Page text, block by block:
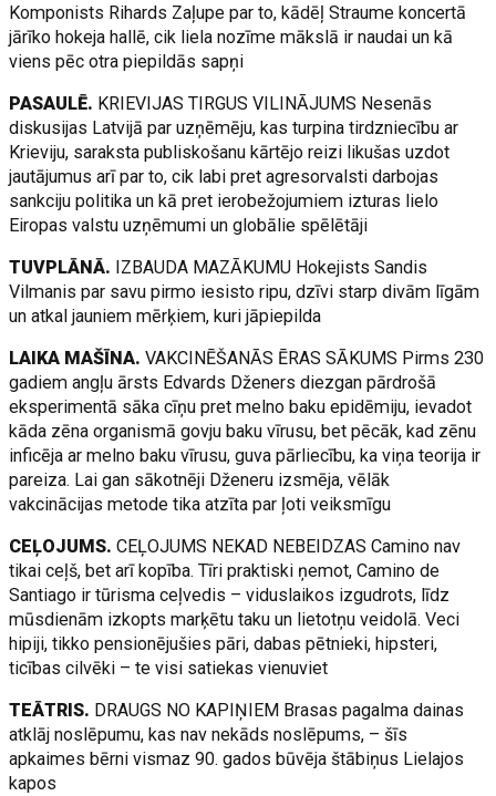
Komponists Rihards Zaļupe par to, kādēļ Straume koncertā
jārīko hokeja hallē, cik liela nozīme mākslā ir naudai un kā
viens pēc otra piepildās sapņi
PASAULĒ. KRIEVIJAS TIRGUS VILINĀJUMS Nesenās
diskusijas Latvijā par uzņēmēju, kas turpina tirdzniecību ar
Krieviju, saraksta publiskošanu kārtējo reizi likušas uzdot
jautājumus arī par to, cik labi pret agresorvalsti darbojas
sankciju politika un kā pret ierobežojumiem izturas lielo
Eiropas valstu uzņēmumi un globālie spēlētāji
TUVPLĀNĀ. IZBAUDA MAZĀKUMU Hokejists Sandis
Vilmanis par savu pirmo iesisto ripu, dzīvi starp divām līgām
un atkal jauniem mērķiem, kuri jāpiepilda
LAIKA MAŠĪNA. VAKCINĒŠANĀS ĒRAS SĀKUMS Pirms 230
gadiem angļu ārsts Edvards Dženers diezgan pārdrošā
eksperimentā sāka cīņu pret melno baku epidēmiju, ievadot
kāda zēna organismā govju baku vīrusu, bet pēcāk, kad zēnu
inficēja ar melno baku vīrusu, guva pārliecību, ka viņa teorija ir
pareiza. Lai gan sākotnēji Dženeru izsmēja, vēlāk
vakcinācijas metode tika atzīta par ļoti veiksmīgu
CEĻOJUMS.CEĻOJUMS NEKAD NEBEIDZAS Camino nav
tikai ceļš, bet arī kopība. Tīri praktiski ņemot, Camino de
Santiago ir tūrisma ceļvedis – viduslaikos izgudrots, līdz
mūsdienām izkopts marķētu taku un lietotņu veidolā. Veci
hipiji, tikko pensionējušies pāri, dabas pētnieki, hipsteri,
ticības cilvēki – te visi satiekas vienuviet
TEĀTRIS. DRAUGS NO KAPIŅIEM Brasas pagalma dainas
atklāj noslēpumu, kas nav nekāds noslēpums, – šīs
apkaimes bērni vismaz 90. gados būvēja štābiņus Lielajos
kapos